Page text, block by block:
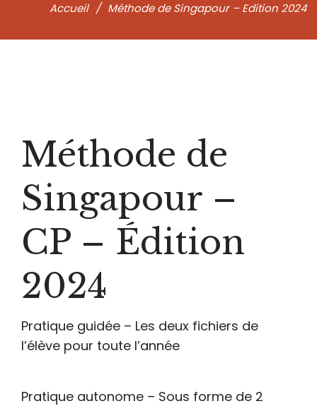
Accueil / Méthode de Singapour – Edition 2024
Méthode de
Singapour –
CP – Édition
2024
Pratique guidée – Les deux fichiers de
l’élève pour toute l’année
Pratique autonome – Sous forme de 2